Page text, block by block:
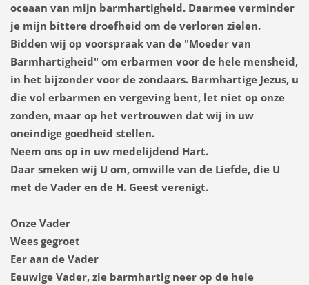
oceaan van mijn barmhartigheid. Daarmee verminder
je mijn bittere droefheid om de verloren zielen.
Bidden wij op voorspraak van de "Moeder van
Barmhartigheid" om erbarmen voor de hele mensheid,
in het bijzonder voor de zondaars. Barmhartige Jezus, u
die vol erbarmen en vergeving bent, let niet op onze
zonden, maar op het vertrouwen dat wij in uw
oneindige goedheid stellen.
Neem ons op in uw medelijdend Hart.
Daar smeken wij U om, omwille van de Liefde, die U
met de Vader en de H. Geest verenigt.
Onze Vader
Wees gegroet
Eer aan de Vader
Eeuwige Vader, zie barmhartig neer op de hele